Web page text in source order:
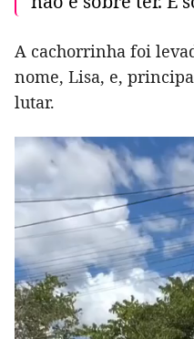
A cachorrinha foi
nome, Lisa, e,
lutar.